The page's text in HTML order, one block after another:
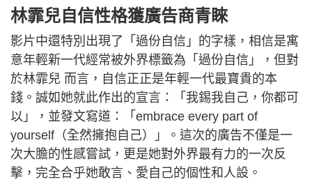
林霏兒自信性格獲廣告商青睞
影片中還特別出現了「過份自信」的字樣，相信是寓
意年輕新一代經常被外界標籤為「過份自信」，但對
於林霏兒 而言，自信正正是年輕一代最寶貴的本
錢。誠如她就此作出的宣言：「我錫我自己，你都可
以」，並發文寫道：「embrace every part of
yourself（全然擁抱自己）」。這次的廣告不僅是一
次大膽的性感嘗試，更是她對外界最有力的一次反
擊，完全合乎她敢言、愛自己的個性和人設。